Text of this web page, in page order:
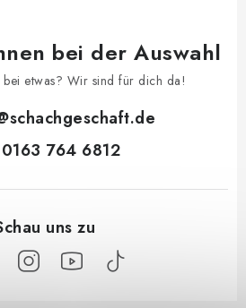
bei der Auswahl
bei etwas? Wir sind für dich da!
schachgeschaft.de
0163 764 6812